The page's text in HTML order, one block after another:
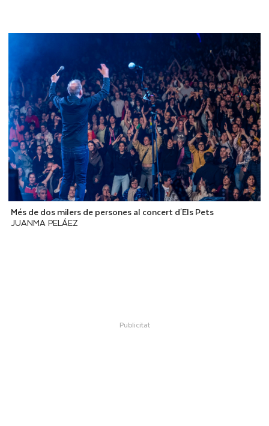
Més de dos milers de persones al concert d'Els Pets
JUANMA PELÁEZ